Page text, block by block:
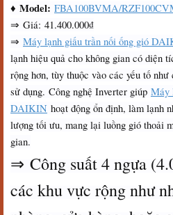
♦ Model: FBA100BVMA/
⇒ Giá: 41.400.000₫
⇒ Máy lạnh giấu trần nối ống gió
lạnh hiệu quả cho không gian có diện
rộng hơn, tùy thuộc vào các yếu tố
sử dụng. Công nghệ Inverter giúp Máy
DAIKIN hoạt động ổn định, làm lạnh
lượng tối ưu, mang lại luồng gió thoải
gian.
⇒ Công suất 4 ngựa
các khu vực rộng như